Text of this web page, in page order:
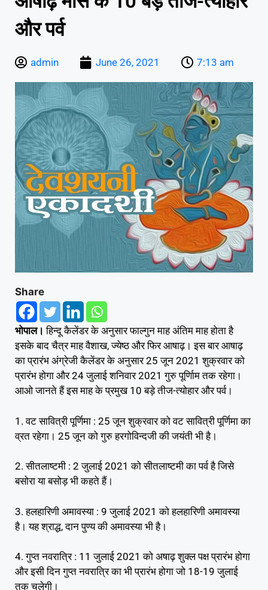
और पर्व
admin June 26, 2021 7:13 am
Share
भोपाल। हिन्दू कैलेंडर के अनुसार फाल्गुन माह अंतिम माह होता है
इसके बाद चैत्र माह वैशाख, ज्येष्ठ और फिर आषाढ़। इस बार आषाढ़
का प्रारंभ अंग्रेजी कैलेंडर के अनुसार 25 जून 2021 शुक्रवार को
प्रारंभ होगा और 24 जुलाई शनिवार 2021 गुरु पूर्णिाम तक रहेगा।
आओ जानते हैं इस माह के प्रमुख 10 बड़े तीज-त्योहार और पर्व।
1. वट सावित्री पूर्णिमा : 25 जून शुक्रवार को वट सावित्री पूर्णिमा का
व्रत रहेगा। 25 जून को गुरु हरगोविन्दजी की जयंती भी है।
2. सीतलाष्टमी : 2 जुलाई 2021 को सीतलाष्टमी का पर्व है जिसे
बसोरा या बसोड़ भी कहते हैं।
3. हलहारिणी अमावस्या : 9 जुलाई 2021 को हलहारिणी अमावस्या
है। यह श्राद्ध, दान पुण्य की अमावस्या भी है।
4. गुप्त नवरात्रि : 11 जुलाई 2021 को अषाढ़ शुक्ल पक्ष प्रारंभ होगा
और इसी दिन गुप्त नवरात्रि का भी प्रारंभ होगा जो 18-19 जुलाई
तक चलेगी।